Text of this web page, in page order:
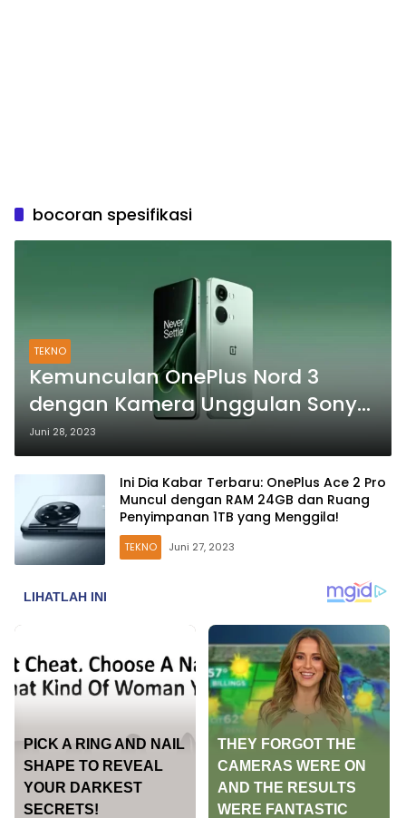
bocoran spesifikasi
TEKNO
Kemunculan OnePlus Nord 3
dengan Kamera Unggulan Sony
IMX890!
Juni 28, 2023
Ini Dia Kabar Terbaru: OnePlus Ace 2 Pro
Muncul dengan RAM 24GB dan Ruang
Penyimpanan 1TB yang Menggila!
TEKNO Juni 27, 2023